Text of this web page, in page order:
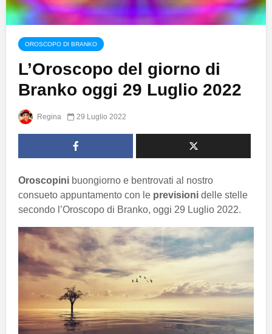
OROSCOPO DI BRANKO
L’Oroscopo del giorno di
Branko oggi 29 Luglio 2022
Regina 29 Luglio 2022
Oroscopini buongiorno e bentrovati al nostro
consueto appuntamento con le previsioni delle stelle
secondo l’Oroscopo di Branko, oggi 29 Luglio 2022.